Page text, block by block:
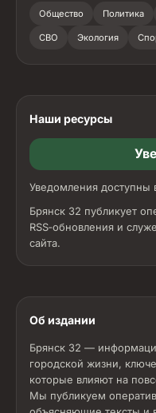
Общество Политика
СВО Экология
Наши ресурсы
Уведомления
Брянск 32 публикует
RSS‑обновления и
сайта.
Об издании
Брянск 32 —
городской жизни,
которые влияют на
Мы публикуем